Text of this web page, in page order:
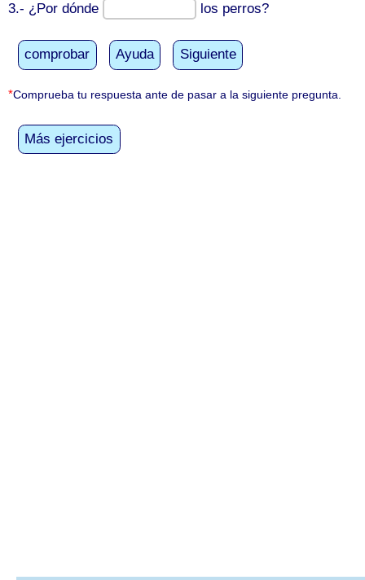
3.- ¿Por dónde los perros?
comprobar Ayuda Siguiente
*Comprueba tu respuesta ante de pasar a la siguiente pregunta.
Más ejercicios